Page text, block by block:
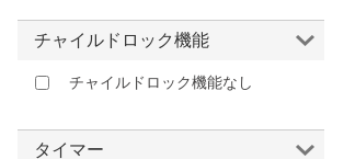
チャイルドロック機能
チャイルドロック機能なし
タイマー